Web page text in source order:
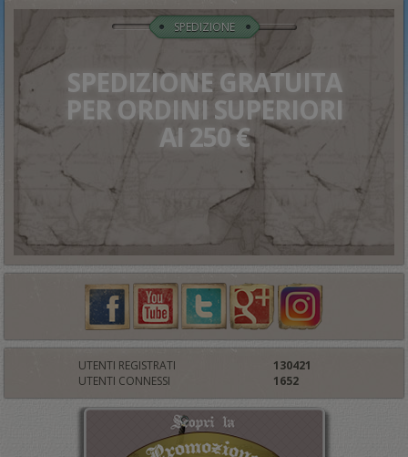
SPEDIZIONE
SPEDIZIONE GRATUITA
PER ORDINI SUPERIORI
AI 250 €
UTENTI REGISTRATI
130421
UTENTI CONNESSI
1652